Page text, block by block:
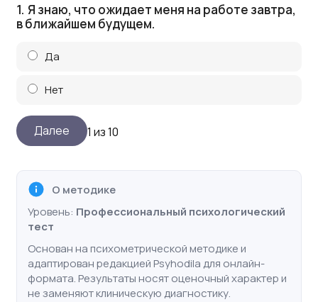
1. Я знаю, что ожидает меня на работе завтра,
в ближайшем будущем.
Да
Нет
1 из 10
О методике
Уровень: Профессиональный психологический
тест
Основан на психометрической методике и
адаптирован редакцией Psyhodila для онлайн-
формата. Результаты носят оценочный характер и
не заменяют клиническую диагностику.